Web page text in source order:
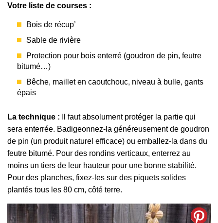
Votre liste de courses :
Bois de récup’
Sable de rivière
Protection pour bois enterré (goudron de pin, feutre
bitumé…)
Bêche, maillet en caoutchouc, niveau à bulle, gants
épais
La technique : Il faut absolument protéger la partie qui
sera enterrée. Badigeonnez-la généreusement de goudron
de pin (un produit naturel efficace) ou emballez-la dans du
feutre bitumé. Pour des rondins verticaux, enterrez au
moins un tiers de leur hauteur pour une bonne stabilité.
Pour des planches, fixez-les sur des piquets solides
plantés tous les 80 cm, côté terre.